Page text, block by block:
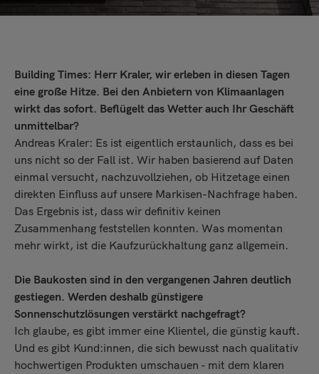
Building Times: Herr Kraler, wir erleben in diesen Tagen
eine große Hitze. Bei den Anbietern von Klimaanlagen
wirkt das sofort. Beflügelt das Wetter auch Ihr Geschäft
unmittelbar?
Andreas Kraler: Es ist eigentlich erstaunlich, dass es bei
uns nicht so der Fall ist. Wir haben basierend auf Daten
einmal versucht, nachzuvollziehen, ob Hitzetage einen
direkten Einfluss auf unsere Markisen-Nachfrage haben.
Das Ergebnis ist, dass wir definitiv keinen
Zusammenhang feststellen konnten. Was momentan
mehr wirkt, ist die Kaufzurückhaltung ganz allgemein.
Die Baukosten sind in den vergangenen Jahren deutlich
gestiegen. Werden deshalb günstigere
Sonnenschutzlösungen verstärkt nachgefragt?
Ich glaube, es gibt immer eine Klientel, die günstig kauft.
Und es gibt Kund:innen, die sich bewusst nach qualitativ
hochwertigen Produkten umschauen - mit dem klaren